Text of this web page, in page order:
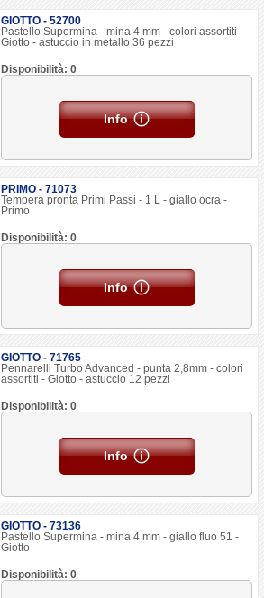
GIOTTO - 52700
Pastello Supermina - mina 4 mm - colori assortiti -
Giotto - astuccio in metallo 36 pezzi
Disponibilità: 0
Info
PRIMO - 71073
Tempera pronta Primi Passi - 1 L - giallo ocra -
Primo
Disponibilità: 0
Info
GIOTTO - 71765
Pennarelli Turbo Advanced - punta 2,8mm - colori
assortiti - Giotto - astuccio 12 pezzi
Disponibilità: 0
Info
GIOTTO - 73136
Pastello Supermina - mina 4 mm - giallo fluo 51 -
Giotto
Disponibilità: 0